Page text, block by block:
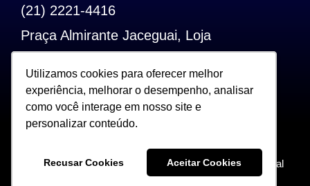
Utilizamos cookies para oferecer melhor
experiência, melhorar o desempenho, analisar
como você interage em nosso site e
personalizar conteúdo.
Recusar Cookies Aceitar Cookies
Utilizamos cookies para oferecer melhor
experiência, melhorar o desempenho, analisar
como você interage em nosso site e
personalizar conteúdo.
Recusar Cookies Aceitar Cookies
(21) 2221-4416
Praça Almirante Jaceguai, Loja
CEP: 20.240-000
Copyright 2022. Todos os Direitos Reservados |
Desenvolvido por Sceweb – Agência de Marketing Digital
360°